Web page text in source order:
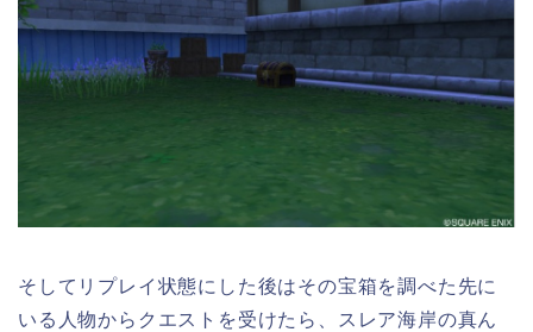
そしてリプレイ状態にした後はその宝箱を調べた先に
いる人物からクエストを受けたら、スレア海岸の真ん